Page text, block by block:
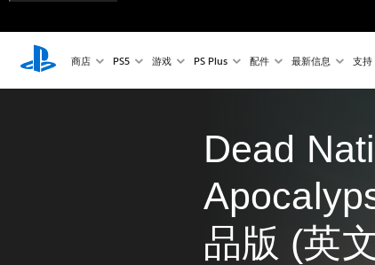
商店 PS5 游戏 PS Plus 配件 最新信息 支持
Dead
品版 (英